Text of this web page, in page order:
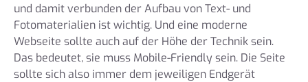
und damit verbunden der Aufbau von Text- und
Fotomaterialien ist wichtig. Und eine moderne
Webseite sollte auch auf der Höhe der Technik sein.
Das bedeutet, sie muss Mobile-Friendly sein. Die Seite
sollte sich also immer dem jeweiligen Endgerät